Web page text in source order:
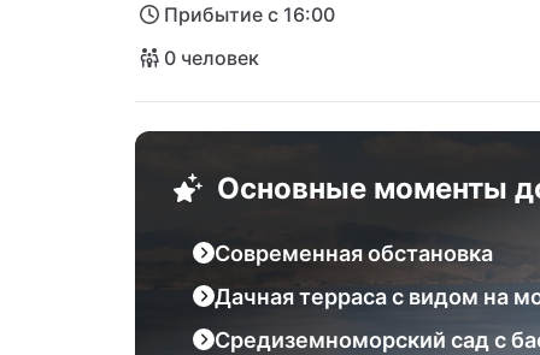
Прибытие с 16:00
0 человек
Основные моменты
Современная обстановка
Дачная терраса с видом на
Средиземноморский сад с